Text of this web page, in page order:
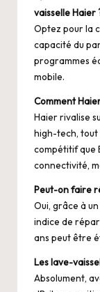
vaisselle Haier
Optez pour la
capacité du
programmes
mobile.
Comment
Haier rivalise
high-tech,
compétitif que
connectivité,
Peut-on faire
Oui, grâce à
indice de
ans peut être
Les lave-
Absolument,